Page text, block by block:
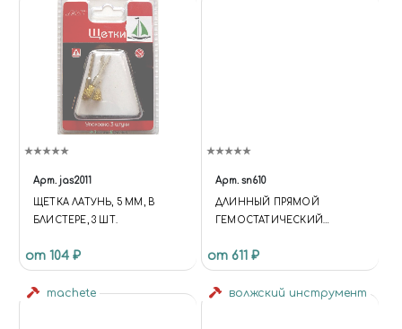
Арт. jas2011
ЩЕТКА ЛАТУНЬ, 5 ММ, В
БЛИСТЕРЕ, 3 ШТ.
от 104 ₽
Арт. sn610
ДЛИННЫЙ ПРЯМОЙ
ГЕМОСТАТИЧЕСКИЙ
от 611 ₽
machete волжский инструмент